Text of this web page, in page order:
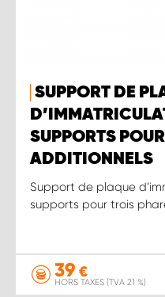
SUPPORT DE
SUPPORTS
ADDITIONNELS
Support de plaque
supports pour trois
39 €
HORS TAXES (TVA 21 %)